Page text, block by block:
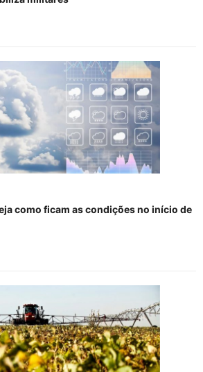
como ficam as condições no início de